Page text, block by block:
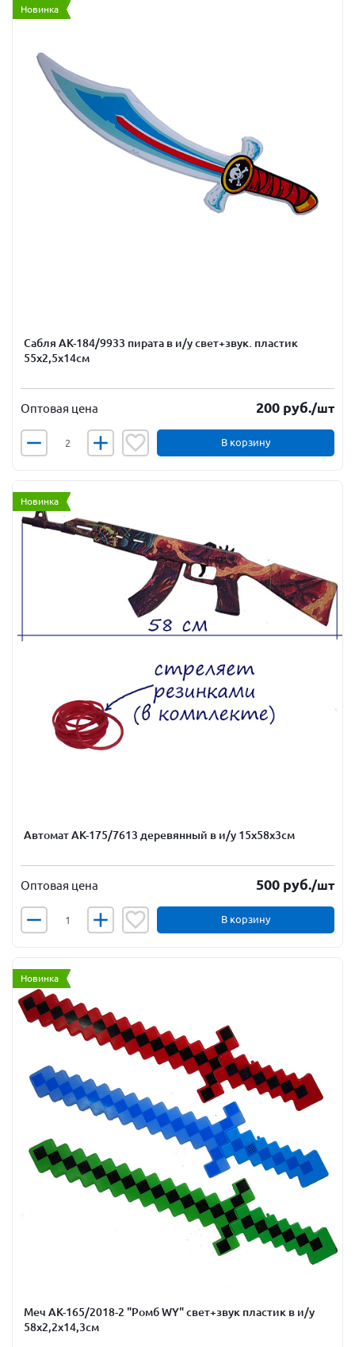
Новинка
Сабля АК-184/9933 пирата в и/у свет+звук. пластик
55х2,5х14см
Оптовая цена 200 руб./шт
В корзину
Новинка
Автомат АК-175/7613 деревянный в и/у 15х58х3см
Оптовая цена 500 руб./шт
В корзину
Новинка
Меч АК-165/2018-2 "Ромб WY" свет+звук пластик в и/у
58х2,2х14,3см